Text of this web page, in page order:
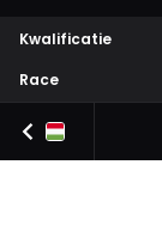
Kwalificatie
Race